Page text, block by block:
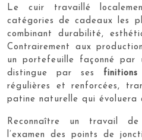
Le cuir travaillé
catégories de cadeaux les
combinant durabilité,
Contrairement aux
un portefeuille façonné par
distingue par ses finitions
régulières et renforcées,
patine naturelle qui évoluera
Reconnaître un travail
l’examen des points de